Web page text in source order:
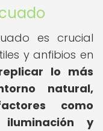
es crucial
y anfibios en
lo más
natural,
como
iluminación y